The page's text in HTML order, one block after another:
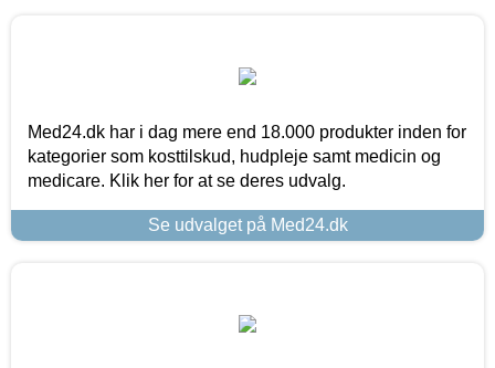
Med24.dk har i dag mere end 18.000 produkter inden for
kategorier som kosttilskud, hudpleje samt medicin og
medicare. Klik her for at se deres udvalg.
Se udvalget på Med24.dk